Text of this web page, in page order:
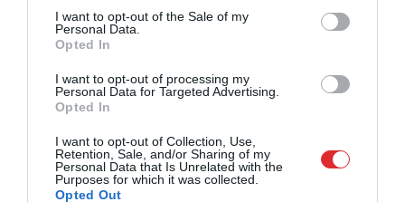
consent section.
I want to opt-out of the Sale of my
Personal Data.
Opted In
I want to opt-out of processing my
Personal Data for Targeted Advertising.
Opted In
I want to opt-out of Collection, Use,
Retention, Sale, and/or Sharing of my
Personal Data that Is Unrelated with the
Purposes for which it was collected.
Opted Out